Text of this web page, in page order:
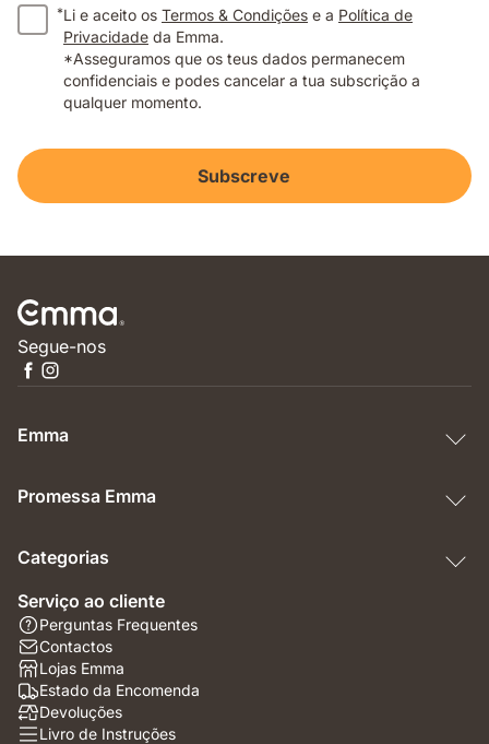
*Li e aceito os Termos & Condições e a Política de
Privacidade da Emma.
*Asseguramos que os teus dados permanecem
confidenciais e podes cancelar a tua subscrição a
qualquer momento.
Subscreve
Segue-nos
Emma
Promessa Emma
Categorias
Serviço ao cliente
Perguntas Frequentes
Contactos
Lojas Emma
Estado da Encomenda
Devoluções
Livro de Instruções